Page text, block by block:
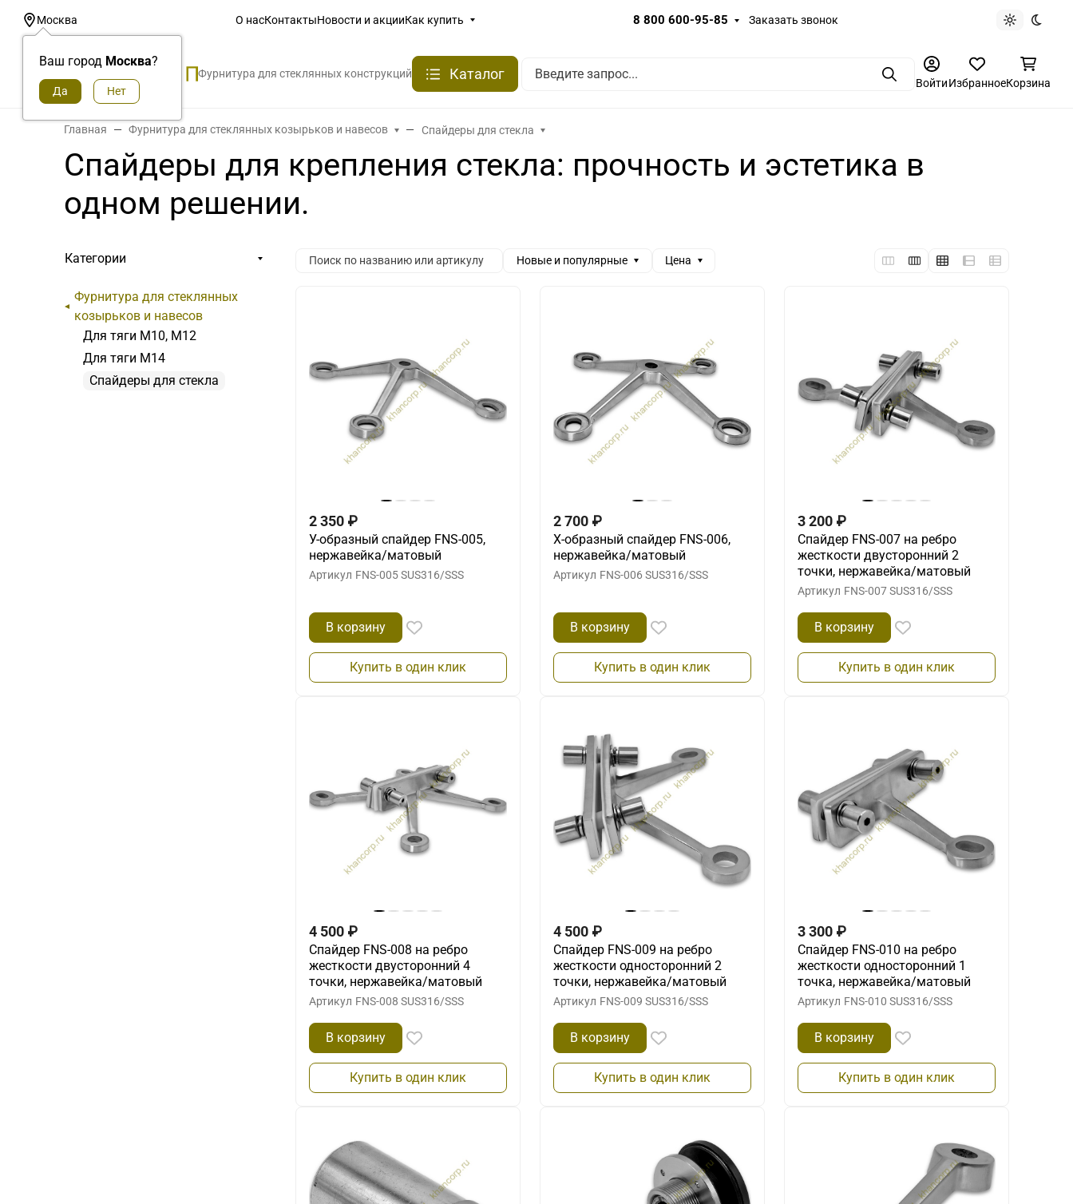
Москва
Ваш город Москва?
О насКонтактыНовости и акцииКак купить 8 800 600-95-85 Заказать звонок
Светлая
Фурнитура для стеклянных конструкций Каталог ПоискВойтиИзбранноеКорзина
Главная Фурнитура для стеклянных козырьков и навесов Спайдеры для стекла
Спайдеры для крепления стекла: прочность и эстетика в
одном решении.
Категории
Фурнитура для стеклянных
козырьков и навесов
Для тяги М10, М12
Для тяги М14
Спайдеры для стекла
Новые и популярные Цена
2 350 ₽
У-образный спайдер FNS-005,
нержавейка/матовый
Артикул FNS-005 SUS316/SSS
В корзину
Купить в один клик
2 700 ₽
X-образный спайдер FNS-006,
нержавейка/матовый
Артикул FNS-006 SUS316/SSS
В корзину
Купить в один клик
3 200 ₽
Спайдер FNS-007 на ребро
жесткости двусторонний 2
точки, нержавейка/матовый
Артикул FNS-007 SUS316/SSS
В корзину
Купить в один клик
4 500 ₽
Спайдер FNS-008 на ребро
жесткости двусторонний 4
точки, нержавейка/матовый
Артикул FNS-008 SUS316/SSS
В корзину
Купить в один клик
4 500 ₽
Спайдер FNS-009 на ребро
жесткости односторонний 2
точки, нержавейка/матовый
Артикул FNS-009 SUS316/SSS
В корзину
Купить в один клик
3 300 ₽
Спайдер FNS-010 на ребро
жесткости односторонний 1
точка, нержавейка/матовый
Артикул FNS-010 SUS316/SSS
В корзину
Купить в один клик